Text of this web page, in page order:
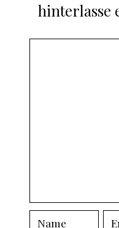
hinterlasse